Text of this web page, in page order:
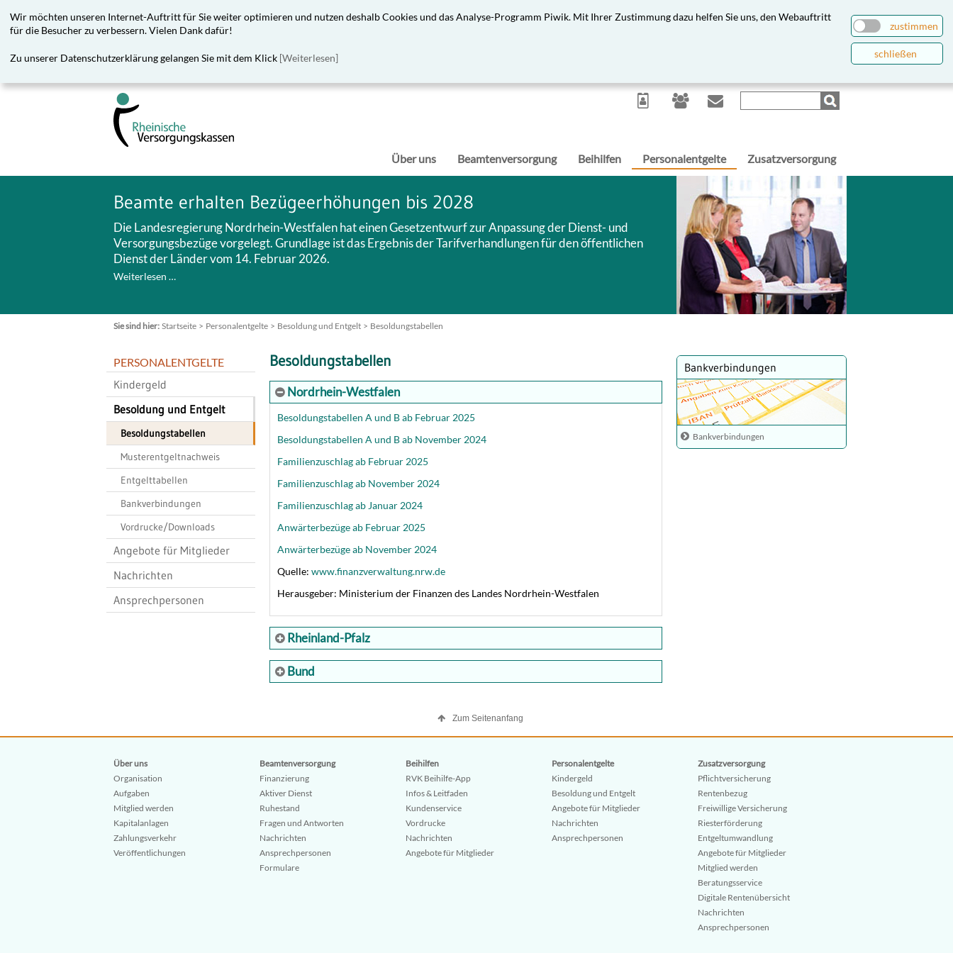
Wir möchten unseren Internet-Auftritt für Sie weiter optimieren und nutzen deshalb Cookies und das Analyse-Programm Piwik. Mit Ihrer Zustimmung dazu helfen Sie uns, den Webauftritt
für die Besucher zu verbessern. Vielen Dank dafür!
zustimmen
Zu unserer Datenschutzerklärung gelangen Sie mit dem Klick [Weiterlesen] schließen
Über uns Beamtenversorgung Beihilfen Personalentgelte Zusatzversorgung
Beamte erhalten Bezügeerhöhungen bis 2028
Die Landesregierung Nordrhein-Westfalen hat einen Gesetzentwurf zur Anpassung der Dienst- und
Versorgungsbezüge vorgelegt. Grundlage ist das Ergebnis der Tarifverhandlungen für den öffentlichen
Dienst der Länder vom 14. Februar 2026.
Weiterlesen …
Startseite Personalentgelte Besoldung und Entgelt Besoldungstabellen
Besoldungstabellen
Nordrhein-Westfalen
Besoldungstabellen A und B ab Februar 2025
Besoldungstabellen A und B ab November 2024
Familienzuschlag ab Februar 2025
Familienzuschlag ab November 2024
Familienzuschlag ab Januar 2024
Anwärterbezüge ab Februar 2025
Anwärterbezüge ab November 2024
Quelle: www.finanzverwaltung.nrw.de
Herausgeber: Ministerium der Finanzen des Landes Nordrhein-Westfalen
Rheinland-Pfalz
Bund
PERSONALENTGELTE
Kindergeld
Besoldung und Entgelt
Besoldungstabellen
Musterentgeltnachweis
Entgelttabellen
Bankverbindungen
Vordrucke/Downloads
Angebote für Mitglieder
Nachrichten
Ansprechpersonen
Bankverbindungen
Bankverbindungen
Zum Seitenanfang
Über uns
Organisation
Aufgaben
Mitglied werden
Kapitalanlagen
Zahlungsverkehr
Veröffentlichungen
Beamtenversorgung
Finanzierung
Aktiver Dienst
Ruhestand
Fragen und Antworten
Nachrichten
Ansprechpersonen
Formulare
Beihilfen
RVK Beihilfe-App
Infos & Leitfaden
Kundenservice
Vordrucke
Nachrichten
Angebote für Mitglieder
Personalentgelte
Kindergeld
Besoldung und Entgelt
Angebote für Mitglieder
Nachrichten
Ansprechpersonen
Zusatzversorgung
Pflichtversicherung
Rentenbezug
Freiwillige Versicherung
Riesterförderung
Entgeltumwandlung
Angebote für Mitglieder
Mitglied werden
Beratungsservice
Digitale Rentenübersicht
Nachrichten
Ansprechpersonen